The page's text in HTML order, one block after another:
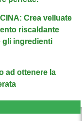
Crea velluate
riscaldante
gli ingredienti
ad ottenere la